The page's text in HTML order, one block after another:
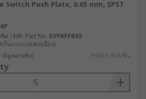
Switch Push Plate, 0.65 mm, SPST
ต / Mfr. Part No. EVPAFFB65
ในแบบแถบต่อเนื่อง)
ษีมูลค่าเพิ่ม) THB13.316/ชิ้น